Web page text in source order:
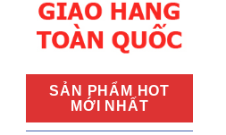
SẢN PHẨM HOT
MỚI NHẤT